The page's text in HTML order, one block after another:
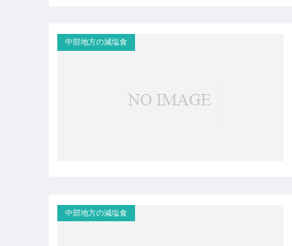
中部地方の減塩食
中部地方の減塩食